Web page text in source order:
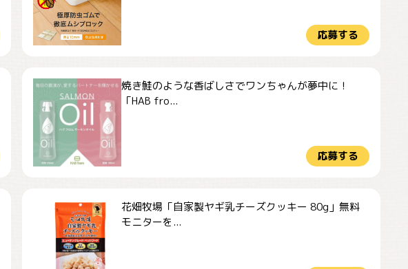
応募する
焼き鮭のような香ばしさでワンちゃんが夢中に！
「HAB fro...
応募する
花畑牧場「自家製ヤギ乳チーズクッキー 80g」無料
モニターを...